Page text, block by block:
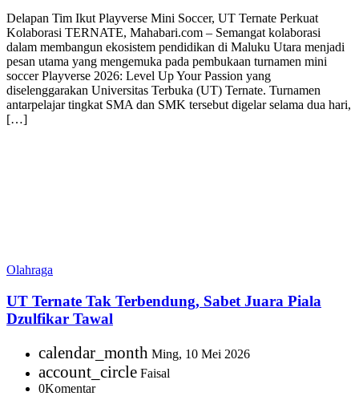
Delapan Tim Ikut Playverse Mini Soccer, UT Ternate Perkuat
Kolaborasi TERNATE, Mahabari.com – Semangat kolaborasi
dalam membangun ekosistem pendidikan di Maluku Utara menjadi
pesan utama yang mengemuka pada pembukaan turnamen mini
soccer Playverse 2026: Level Up Your Passion yang
diselenggarakan Universitas Terbuka (UT) Ternate. Turnamen
antarpelajar tingkat SMA dan SMK tersebut digelar selama dua hari,
[…]
Olahraga
UT Ternate Tak Terbendung, Sabet Juara Piala
Dzulfikar Tawal
calendar_month Ming, 10 Mei 2026
account_circle Faisal
0Komentar